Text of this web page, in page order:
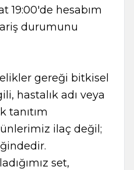
19:00'de hesabım
durumunu
gereği bitkisel
hastalık adı veya
tanıtım
ilaç değil;
set,